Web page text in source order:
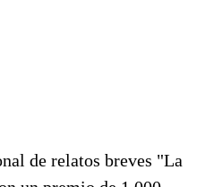
de relatos breves "La